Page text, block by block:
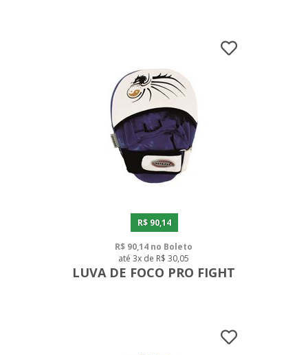
R$ 90,14
R$ 90,14 no Boleto
até 3x de R$ 30,05
LUVA DE FOCO PRO FIGHT